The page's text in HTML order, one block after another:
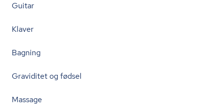
Guitar
Klaver
Bagning
Graviditet og fødsel
Massage